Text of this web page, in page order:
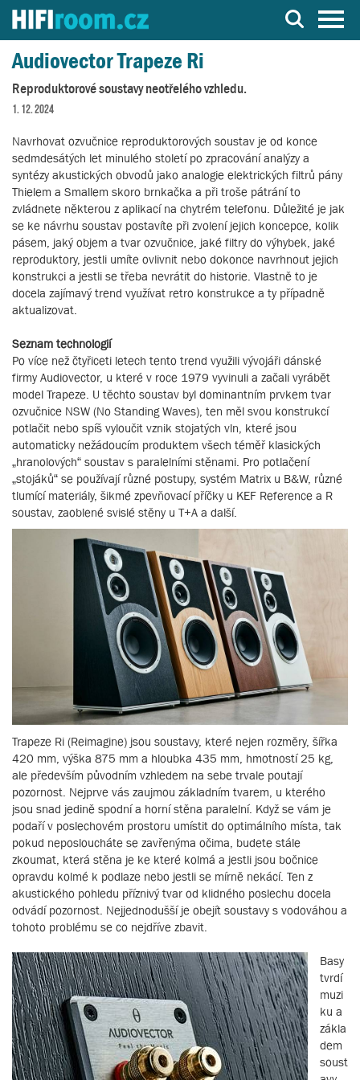
Server o Hi-Fi a AV technice
Audiovector Trapeze Ri
Reproduktorové soustavy neotřelého vzhledu.
1. 12. 2024
Navrhovat ozvučnice reproduktorových soustav je od konce
sedmdesátých let minulého století po zpracování analýzy a
syntézy akustických obvodů jako analogie elektrických filtrů pány
Thielem a Smallem skoro brnkačka a při troše pátrání to
zvládnete některou z aplikací na chytrém telefonu. Důležité je jak
se ke návrhu soustav postavíte při zvolení jejich koncepce, kolik
pásem, jaký objem a tvar ozvučnice, jaké filtry do výhybek, jaké
reproduktory, jestli umíte ovlivnit nebo dokonce navrhnout jejich
konstrukci a jestli se třeba nevrátit do historie. Vlastně to je
docela zajímavý trend využívat retro konstrukce a ty případně
aktualizovat.
Seznam technologií
Po více než čtyřiceti letech tento trend využili vývojáři dánské
firmy Audiovector, u které v roce 1979 vyvinuli a začali vyrábět
model Trapeze. U těchto soustav byl dominantním prvkem tvar
ozvučnice NSW (No Standing Waves), ten měl svou konstrukcí
potlačit nebo spíš vyloučit vznik stojatých vln, které jsou
automaticky nežádoucím produktem všech téměř klasických
„hranolových“ soustav s paralelními stěnami. Pro potlačení
„stojáků“ se používají různé postupy, systém Matrix u B&W, různé
tlumící materiály, šikmé zpevňovací příčky u KEF Reference a R
soustav, zaoblené svislé stěny u T+A a další.
Trapeze Ri (Reimagine) jsou soustavy, které nejen rozměry, šířka
420 mm, výška 875 mm a hloubka 435 mm, hmotností 25 kg,
ale především původním vzhledem na sebe trvale poutají
pozornost. Nejprve vás zaujmou základním tvarem, u kterého
jsou snad jedině spodní a horní stěna paralelní. Když se vám je
podaří v poslechovém prostoru umístit do optimálního místa, tak
pokud neposloucháte se zavřenýma očima, budete stále
zkoumat, která stěna je ke které kolmá a jestli jsou bočnice
opravdu kolmé k podlaze nebo jestli se mírně nekácí. Ten z
akustického pohledu příznivý tvar od klidného poslechu docela
odvádí pozornost. Nejjednodušší je obejít soustavy s vodováhou a
tohoto problému se co nejdříve zbavit.
Basy
tvrdí
muzi
ku a
zákla
dem
soust